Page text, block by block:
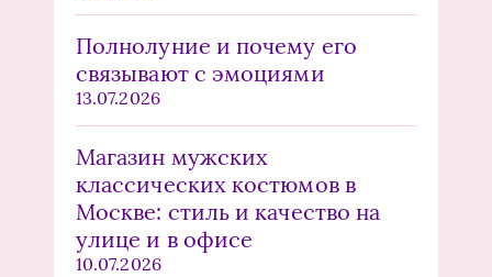
Полнолуние и почему его
связывают с эмоциями
13.07.2026
Магазин мужских
классических костюмов в
Москве: стиль и качество на
улице и в офисе
10.07.2026